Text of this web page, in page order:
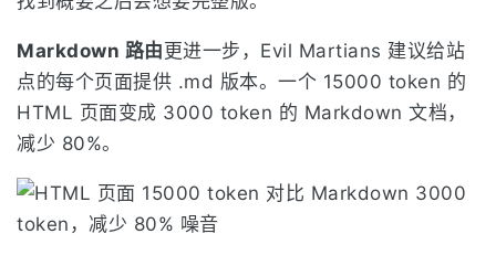
Markdown 路由更进一步，Evil Martians 建议给站
点的每个页面提供 .md 版本。一个 15000 token 的
HTML 页面变成 3000 token 的 Markdown 文档，
减少 80%。